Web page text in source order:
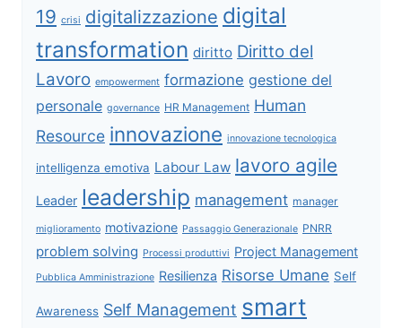
19 crisi digitalizzazione digital
transformation diritto Diritto del
Lavoro empowerment formazione gestione del
personale governance HR Management Human
Resource innovazione innovazione tecnologica
intelligenza emotiva Labour Law lavoro agile
Leader leadership management manager
miglioramento motivazione Passaggio Generazionale PNRR
problem solving Processi produttivi Project Management
Pubblica Amministrazione Resilienza Risorse Umane Self
Awareness Self Management smart